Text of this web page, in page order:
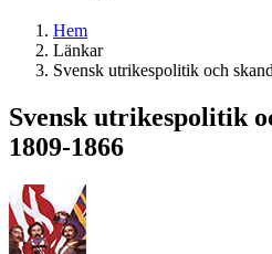
Hem
Länkar
Svensk utrikespolitik och
Svensk utrikespolitik
1809-1866